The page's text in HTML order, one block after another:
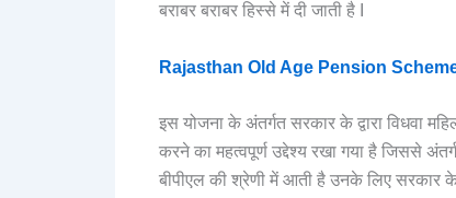
बराबर बराबर हिस्से में दी जाती है I
Rajasthan Old Age Pension Scheme
इस योजना के अंतर्गत सरकार के द्वारा विधवा
करने का महत्वपूर्ण उद्देश्य रखा गया है जिससे
बीपीएल की श्रेणी में आती है उनके लिए सरकार